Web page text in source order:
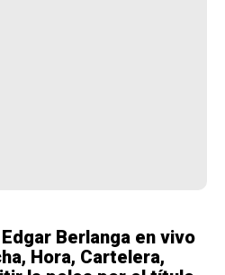
Berlanga en vivo
Hora, Cartelera,